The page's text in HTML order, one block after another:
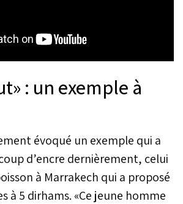
: un exemple à
évoqué un exemple qui a
d’encre dernièrement, celui
à Marrakech qui a proposé
à 5 dirhams. «Ce jeune homme